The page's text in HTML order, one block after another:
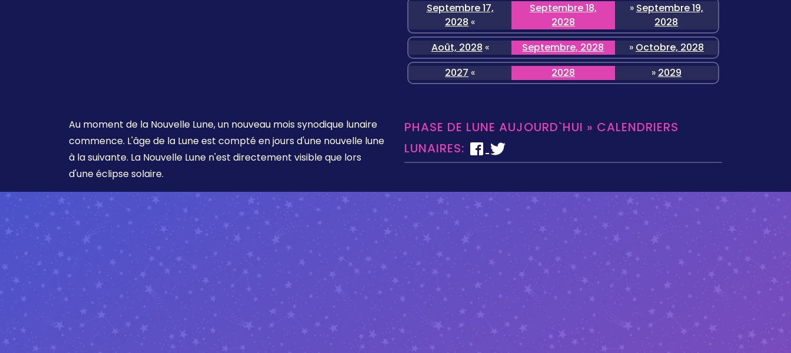
Septembre 17,
2028 «
Septembre 18,
2028
» Septembre 19,
2028
Août, 2028 « Septembre, 2028 » Octobre, 2028
2027 « 2028 » 2029
Au moment de la Nouvelle Lune, un nouveau mois synodique lunaire
commence. L'âge de la Lune est compté en jours d'une nouvelle lune
à la suivante. La Nouvelle Lune n'est directement visible que lors
d'une éclipse solaire.
PHASE DE LUNE AUJOURD`HUI » CALENDRIERS
LUNAIRES: